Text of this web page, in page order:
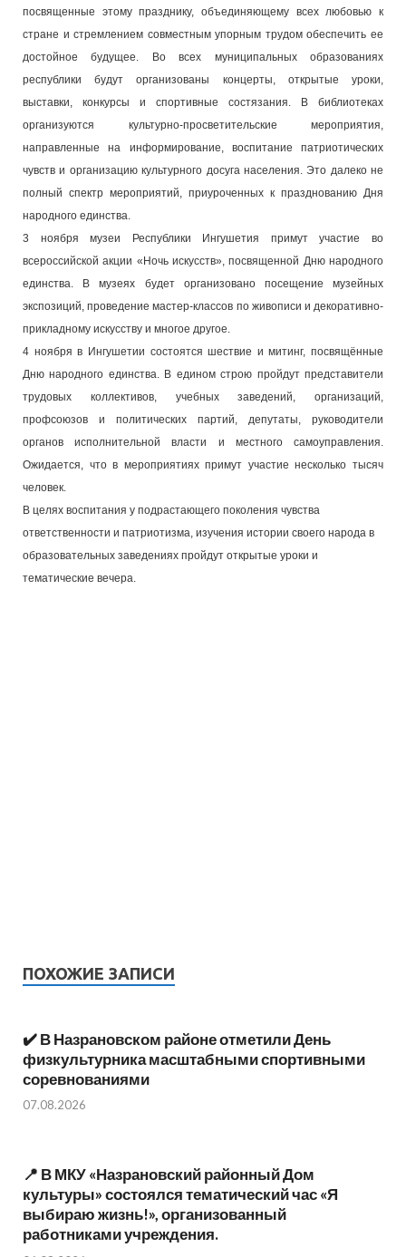
посвященные этому празднику, объединяющему всех любовью к
стране и стремлением совместным упорным трудом обеспечить ее
достойное будущее. Во всех муниципальных образованиях
республики будут организованы концерты, открытые уроки,
выставки, конкурсы и спортивные состязания. В библиотеках
организуются культурно-просветительские мероприятия,
направленные на информирование, воспитание патриотических
чувств и организацию культурного досуга населения. Это далеко не
полный спектр мероприятий, приуроченных к празднованию Дня
народного единства.
3 ноября музеи Республики Ингушетия примут участие во
всероссийской акции «Ночь искусств», посвященной Дню народного
единства. В музеях будет организовано посещение музейных
экспозиций, проведение мастер-классов по живописи и декоративно-
прикладному искусству и многое другое.
4 ноября в Ингушетии состоятся шествие и митинг, посвящённые
Дню народного единства. В едином строю пройдут представители
трудовых коллективов, учебных заведений, организаций,
профсоюзов и политических партий, депутаты, руководители
органов исполнительной власти и местного самоуправления.
Ожидается, что в мероприятиях примут участие несколько тысяч
человек.
В целях воспитания у подрастающего поколения чувства
ответственности и патриотизма, изучения истории своего народа в
образовательных заведениях пройдут открытые уроки и
тематические вечера.
ПОХОЖИЕ ЗАПИСИ
✔️ В Назрановском районе отметили День
физкультурника масштабными спортивными
соревнованиями
07.08.2026
📍 В МКУ «Назрановский районный Дом
культуры» состоялся тематический час «Я
выбираю жизнь!», организованный
работниками учреждения.